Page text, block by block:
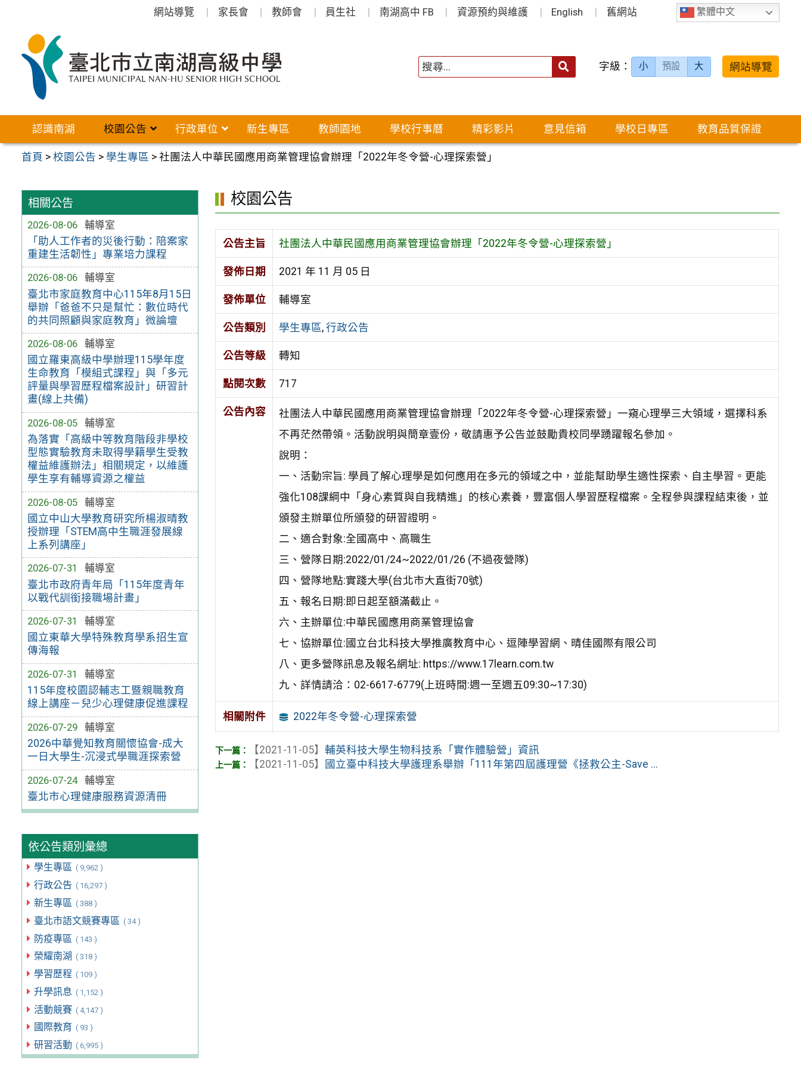
繁體中文
網站導覽 家長會 教師會 員生社 南湖高中 FB 資源預約與維護 English 舊網站
字級： 小 預設 大 網站導覽
認識南湖 校園公告 行政單位 新生專區 教師園地 學校行事曆 精彩影片 意見信箱 學校日專區 教育品質保證
首頁 >校園公告 > 學生專區 >社團法人中華民國應用商業管理協會辦理「2022年冬令營-心理探索營」
相關公告
2026-08-06
輔導室
「助人工作者的災後行動：陪案家
重建生活韌性」專業培力課程
2026-08-06
輔導室
臺北市家庭教育中心115年8月15日
舉辦「爸爸不只是幫忙：數位時代
的共同照顧與家庭教育」微論壇
2026-08-06
輔導室
國立羅東高級中學辦理115學年度
生命教育「模組式課程」與「多元
評量與學習歷程檔案設計」研習計
畫(線上共備)
2026-08-05
輔導室
為落實「高級中等教育階段非學校
型態實驗教育未取得學籍學生受教
權益維護辦法」相關規定，以維護
學生享有輔導資源之權益
2026-08-05
輔導室
國立中山大學教育研究所楊淑晴教
授辦理「STEM高中生職涯發展線
上系列講座」
2026-07-31
輔導室
臺北市政府青年局「115年度青年
以戰代訓銜接職場計畫」
2026-07-31
輔導室
國立東華大學特殊教育學系招生宣
傳海報
2026-07-31
輔導室
115年度校園認輔志工暨親職教育
線上講座－兒少心理健康促進課程
2026-07-29
輔導室
2026中華覺知教育關懷協會-成大
一日大學生-沉浸式學職涯探索營
2026-07-24
輔導室
臺北市心理健康服務資源清冊
依公告類別彙總
學生專區 ( 9,962 )
行政公告 ( 16,297 )
新生專區 ( 388 )
臺北市語文競賽專區 ( 34 )
防疫專區 ( 143 )
榮耀南湖 ( 318 )
學習歷程 ( 109 )
升學訊息 ( 1,152 )
活動競賽 ( 4,147 )
國際教育 ( 93 )
研習活動 ( 6,995 )
校園公告
公告主旨 社團法人中華民國應用商業管理協會辦理「2022年冬令營-心理探索營」
發佈日期 2021 年 11 月 05 日
發佈單位 輔導室
公告類別 學生專區, 行政公告
公告等級 轉知
點閱次數 717
公告內容
社團法人中華民國應用商業管理協會辦理「2022年冬令營-心理探索營」一窺心理學三大領域，選擇科系
不再茫然帶領。活動說明與簡章壹份，敬請惠予公告並鼓勵貴校同學踴躍報名參加。
說明：
一、活動宗旨: 學員了解心理學是如何應用在多元的領域之中，並能幫助學生適性探索、自主學習。更能
強化108課綱中「身心素質與自我精進」的核心素養，豐富個人學習歷程檔案。全程參與課程結束後，並
頒發主辦單位所頒發的研習證明。
二、適合對象:全國高中、高職生
三、營隊日期:2022/01/24~2022/01/26 (不過夜營隊)
四、營隊地點:實踐大學(台北市大直街70號)
五、報名日期:即日起至額滿截止。
六、主辦單位:中華民國應用商業管理協會
七、協辦單位:國立台北科技大學推廣教育中心、逗陣學習網、晴佳國際有限公司
八、更多營隊訊息及報名網址: https://www.17learn.com.tw
九、詳情請洽：02-6617-6779(上班時間:週一至週五09:30~17:30)
相關附件 2022年冬令營-心理探索營
【2021-11-05】輔英科技大學生物科技系「實作體驗營」資訊
【2021-11-05】 國立臺中科技大學護理系舉辦「111年第四屆護理營《拯救公主-Save ...